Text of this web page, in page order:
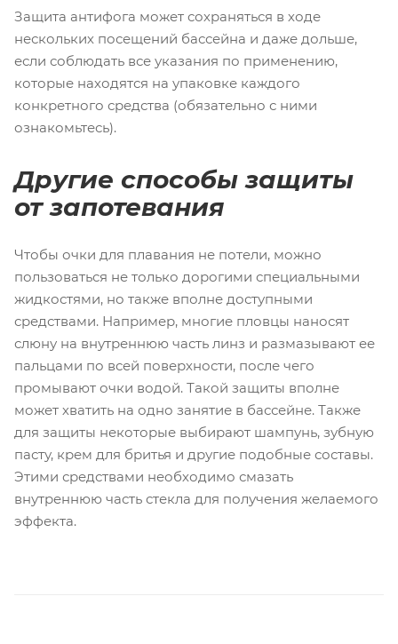
Защита антифога может сохраняться в ходе
нескольких посещений бассейна и даже дольше,
если соблюдать все указания по применению,
которые находятся на упаковке каждого
конкретного средства (обязательно с ними
ознакомьтесь).
Другие способы защиты
от запотевания
Чтобы очки для плавания не потели, можно
пользоваться не только дорогими специальными
жидкостями, но также вполне доступными
средствами. Например, многие пловцы наносят
слюну на внутреннюю часть линз и размазывают ее
пальцами по всей поверхности, после чего
промывают очки водой. Такой защиты вполне
может хватить на одно занятие в бассейне. Также
для защиты некоторые выбирают шампунь, зубную
пасту, крем для бритья и другие подобные составы.
Этими средствами необходимо смазать
внутреннюю часть стекла для получения желаемого
эффекта.